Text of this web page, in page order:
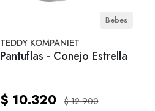
Bebes
TEDDY KOMPANIET
Pantuflas - Conejo Estrella
$ 10.320 $ 12.900